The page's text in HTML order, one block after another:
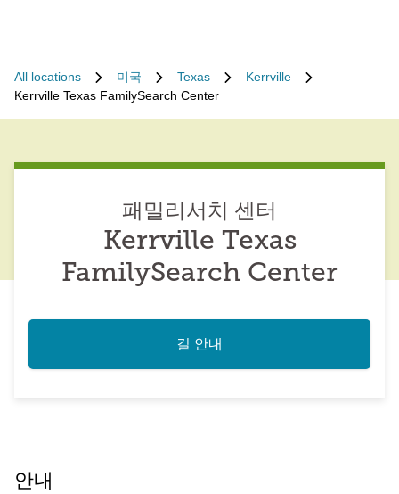
All locations 미국 Texas
Kerrville
Kerrville Texas FamilySearch Center
패밀리서치 센터
Kerrville Texas
FamilySearch Center
길 안내
안내